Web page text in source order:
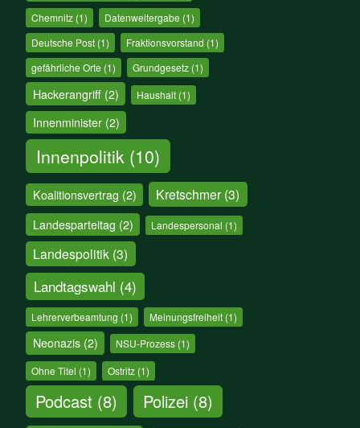
Chemnitz (1) Datenweitergabe (1)
Deutsche Post (1) Fraktionsvorstand (1)
gefährliche Orte (1) Grundgesetz(1)
Hackerangriff(2) Haushalt (1)
Innenminister(2)
Innenpolitik (10)
Koalitionsvertrag (2) Kretschmer (3)
Landesparteitag (2) Landespersonal (1)
Landespolitik (3)
Landtagswahl (4)
Lehrerverbeamtung (1) Meinungsfreiheit(1)
Neonazis(2) NSU-Prozess (1)
Ohne Titel (1) Ostritz(1)
Podcast (8) Polizei (8)